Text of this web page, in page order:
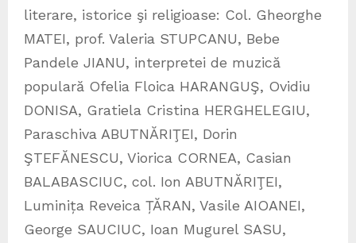
literare, istorice şi religioase: Col. Gheorghe
MATEI, prof. Valeria STUPCANU, Bebe
Pandele JIANU, interpretei de muzică
populară Ofelia Floica HARANGUŞ, Ovidiu
DONISA, Gratiela Cristina HERGHELEGIU,
Paraschiva ABUTNĂRIŢEI, Dorin
ŞTEFĂNESCU, Viorica CORNEA, Casian
BALABASCIUC, col. Ion ABUTNĂRIŢEI,
Luminița Reveica ȚĂRAN, Vasile AIOANEI,
George SAUCIUC, Ioan Mugurel SASU,